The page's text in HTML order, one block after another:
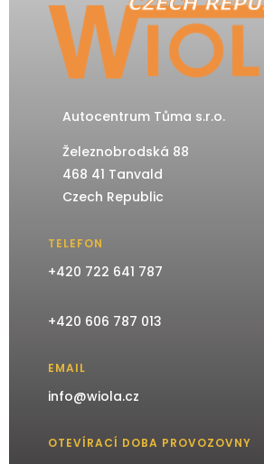
Autocentrum Tůma s.r.o.
Železnobrodská 88
468 41 Tanvald
Czech Republic
TELEFON
+420 722 641 787
+420 606 787 013
EMAIL
info@wiola.cz
OTEVÍRACÍ DOBA PROVOZOVNY